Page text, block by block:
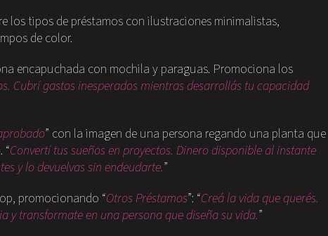
los tipos de préstamos con ilustraciones minimalistas,
de color.
encapuchada con mochila y paraguas. Promociona los
Cubrí gastos inesperados mientras desarrollás tu capacidad
” con la imagen de una persona regando una planta que
“Convertí tus sueños en proyectos. Dinero disponible al instante
y lo devuelvas sin endeudarte.”
promocionando “Otros Préstamos”: “Creá la vida que querés.
transformate en una persona que diseña su vida.”